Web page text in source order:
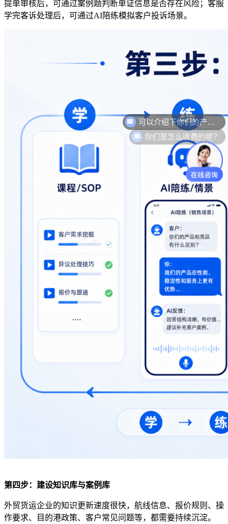
提单审核后，可通过案例题判断单证信息是否存在风险；客服
学完客诉处理后，可通过AI陪练模拟客户投诉场景。
第四步：建设知识库与案例库
外贸货运企业的知识更新速度很快，航线信息、报价规则、操
作要求、目的港政策、客户常见问题等，都需要持续沉淀。
你们是怎么收费的呢？